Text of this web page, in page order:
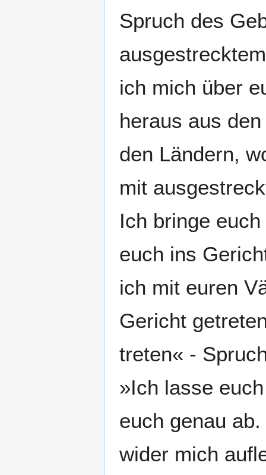
Spruch des
ich mich über
heraus aus
den Ländern,
mit
Ich bringe
euch ins
ich mit euren
Gericht
treten« -
»Ich lasse
euch genau
wider mich